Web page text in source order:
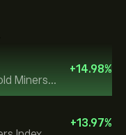
Direxion Daily Junior Gold Miners Index Bull 2X ETF
+14.98%
+13.97%